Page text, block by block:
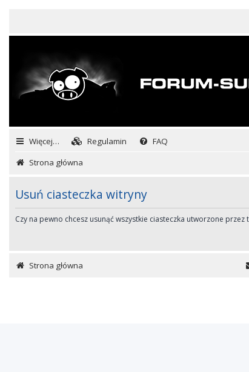
Więcej… Regulamin FAQ
Strona główna
Usuń ciasteczka witryny
Czy na pewno chcesz usunąć wszystkie ciasteczka utworzone przez
Strona główna